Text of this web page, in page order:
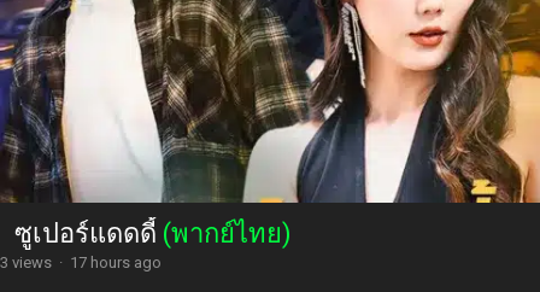
ซูเปอร์แดดดี้ (พากย์ไทย)
3 views · 17 hours ago